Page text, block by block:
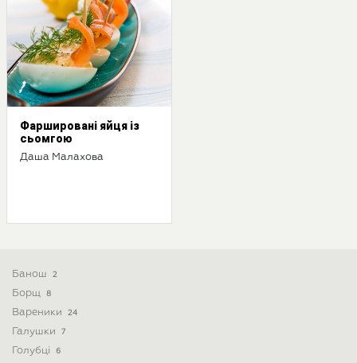
Фаршировані яйця із
сьомгою
Даша Малахова
Банош 2
Борщ 8
Вареники 24
Галушки 7
Голубці 6